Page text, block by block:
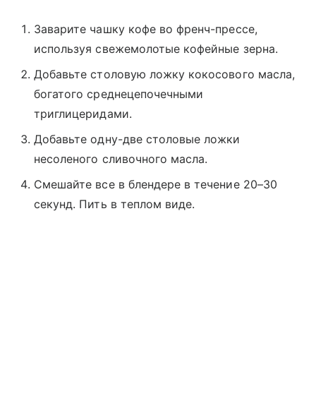
Заварите чашку кофе во френч-прессе,
используя свежемолотые кофейные зерна.
Добавьте столовую ложку кокосового масла,
богатого среднецепочечными
триглицеридами.
Добавьте одну-две столовые ложки
несоленого сливочного масла.
Смешайте все в блендере в течение 20–30
секунд. Пить в теплом виде.